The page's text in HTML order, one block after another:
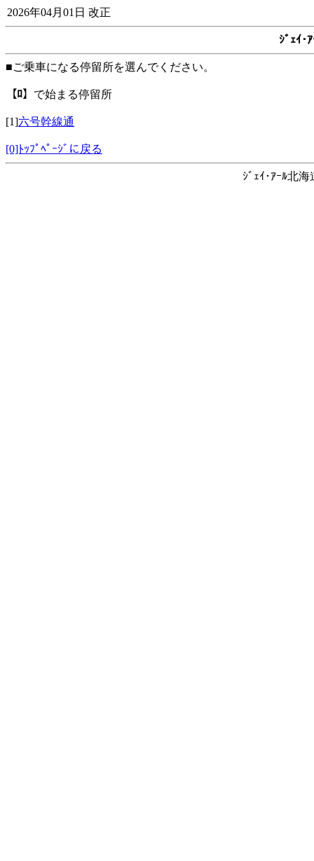
2026年04月01日 改正
ｼﾞｪｲ･
■ご乗車になる停留所を選んでください。
【ﾛ】 で始まる停留所
[1]六号幹線通
[0]ﾄｯﾌﾟﾍﾟｰｼﾞに戻る
ｼﾞｪｲ･ｱｰﾙ北